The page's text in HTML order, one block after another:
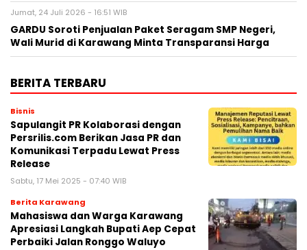
Jumat, 24 Juli 2026 - 16:51 WIB
GARDU Soroti Penjualan Paket Seragam SMP Negeri,
Wali Murid di Karawang Minta Transparansi Harga
BERITA TERBARU
Bisnis
Sapulangit PR Kolaborasi dengan
Persrilis.com Berikan Jasa PR dan
Komunikasi Terpadu Lewat Press
Release
Sabtu, 17 Mei 2025 - 07:40 WIB
Berita Karawang
Mahasiswa dan Warga Karawang
Apresiasi Langkah Bupati Aep Cepat
Perbaiki Jalan Ronggo Waluyo